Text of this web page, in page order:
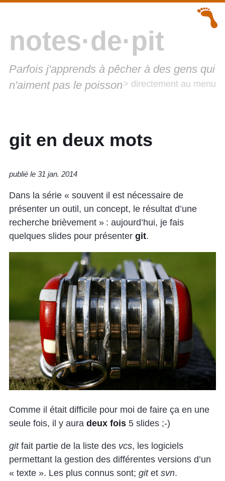
notes·de·pit
Parfois j'apprends à pêcher à des gens qui
n'aiment pas le poisson> directement au menu
git en deux mots
publié le 31 jan. 2014
Dans la série « souvent il est nécessaire de
présenter un outil, un concept, le résultat d’une
recherche brièvement » : aujourd’hui, je fais
quelques slides pour présenter git.
Comme il était difficile pour moi de faire ça en une
seule fois, il y aura deux fois 5 slides ;-)
gitfait partie de la liste des vcs, les logiciels
permettant la gestion des différentes versions d’un
« texte ». Les plus connus sont; gitet svn.